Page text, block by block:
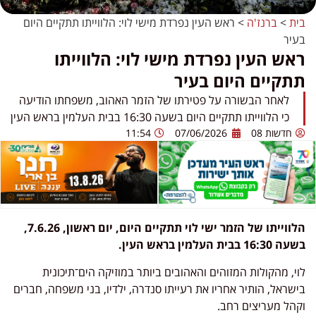
בית>ברנז'ה > ראש העין נפרדת מישי לוי: הלווייתו תתקיים היום
בעיר
ראש העין נפרדת מישי לוי: הלווייתו
תתקיים היום בעיר
לאחר הבשורה על פטירתו של הזמר האהוב, משפחתו הודיעה
כי הלווייתו תתקיים היום בשעה 16:30 בבית העלמין בראש העין
חדשות 08 07/06/2026
11:54
הלווייתו של הזמר ישי לוי תתקיים היום, יום ראשון, 7.6.26,
בשעה 16:30 בבית העלמין בראש העין.
לוי, מהקולות המזוהים והאהובים ביותר במוזיקה הים־תיכונית
בישראל, הותיר אחריו את רעייתו סנדרה, ילדיו, בני משפחה, חברים
וקהל מעריצים רחב.